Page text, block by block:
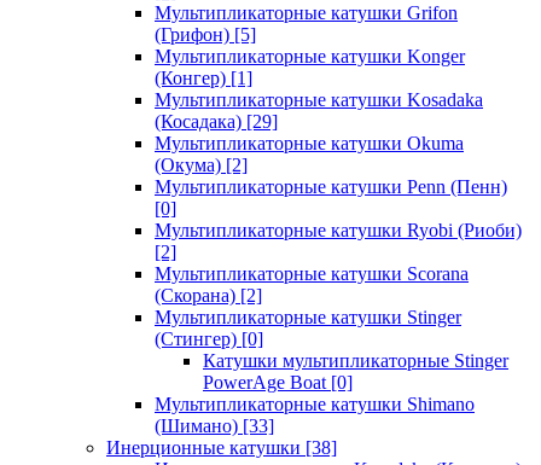
Мультипликаторные катушки Grifon
(Грифон) [5]
Мультипликаторные катушки Konger
(Конгер) [1]
Мультипликаторные катушки Kosadaka
(Косадака) [29]
Мультипликаторные катушки Okuma
(Окума) [2]
Мультипликаторные катушки Penn (Пенн)
[0]
Мультипликаторные катушки Ryobi (Риоби)
[2]
Мультипликаторные катушки Scorana
(Скорана) [2]
Мультипликаторные катушки Stinger
(Стингер) [0]
Катушки мультипликаторные Stinger
PowerAge Boat [0]
Мультипликаторные катушки Shimano
(Шимано) [33]
Инерционные катушки [38]